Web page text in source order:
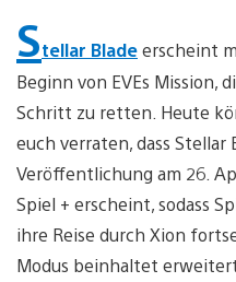
Stellar Bladeerscheint
Beginn von EVEs
Schritt zu retten. Heute
euch verraten, dass Stellar
Veröffentlichung am 26.
Spiel + erscheint, sodass
ihre Reise durch Xion
Modus beinhaltet